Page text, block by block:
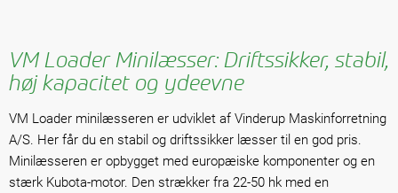
VM Loader Minilæsser: Driftssikker, stabil,
høj kapacitet og ydeevne
VM Loader minilæsseren er udviklet af Vinderup Maskinforretning
A/S. Her får du en stabil og driftssikker læsser til en god pris.
Minilæsseren er opbygget med europæiske komponenter og en
stærk Kubota-motor. Den strækker fra 22-50 hk med en